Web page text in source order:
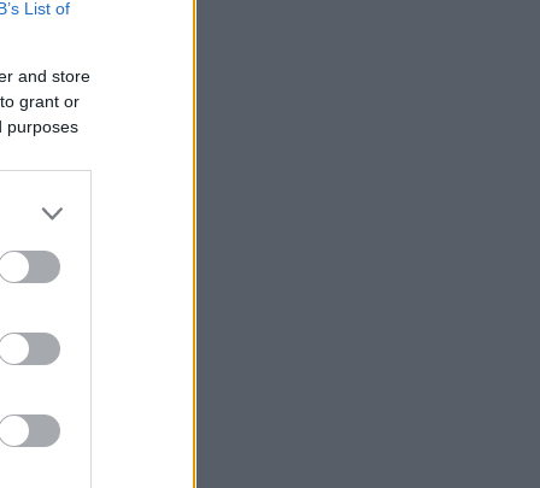
List of
and store
grant or
purposes